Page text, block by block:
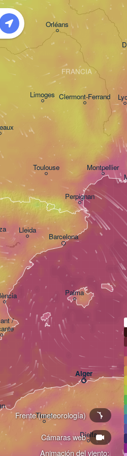
Animación del viento:
Cámaras web
Frente (meteorología)
/
Barcelona
Montpellier
Orléans
Perpignan
Lleida
Clermont-Ferrand
Limoges
Toulouse
FRANCIA
Alger
Tiaret
Djelfa
Palma